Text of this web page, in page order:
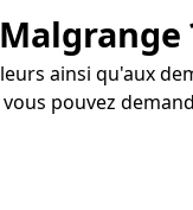
ainsi qu'aux
pouvez